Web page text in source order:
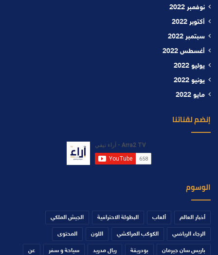
نوفمبر 2022
أكتوبر 2022
سبتمبر 2022
أغسطس 2022
يوليو 2022
يونيو 2022
مايو 2022
إنضم لقناتنا
الوسوم
أخبار العالم ألعاب البطولة الاحترافية الجيش الملكي
الرجاء الرياضي الكوكب المراكشي اللون المحتوى
باريس سان جيرمان بودريقة ريال مدريد سياحة و سفر عن